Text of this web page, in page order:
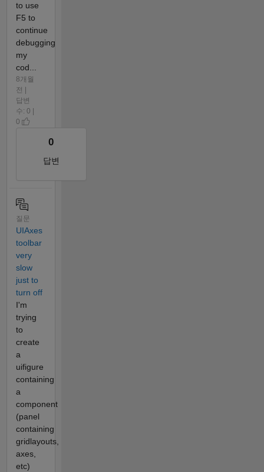
to use
F5 to
continue
debugging
my
cod...
8개월
전 |
답변
수: 0 |
0
0
답변
질문
UIAxes
toolbar
very
slow
just to
turn off
I'm
trying
to
create
a
uifigure
containing
a
component
(panel
containing
gridlayouts,
axes,
etc)